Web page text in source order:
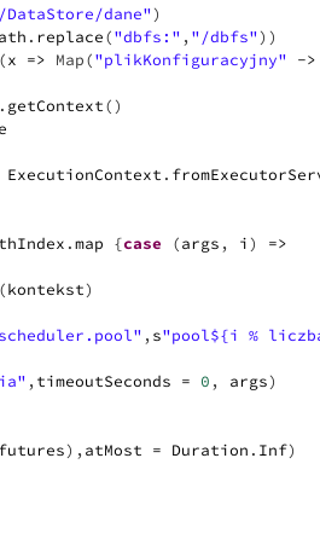
DataStore/dane")
. replace("dbfs:" , "/dbfs") )
(x => Map("plikKonfiguracyjny" ->
. getContext( )
ExecutionContext .
.map {case (args , i )
=>
(kontekst)
, s"pool${i %
, timeoutSeconds = 0 , args)
futures) , atMost = Duration . Inf)